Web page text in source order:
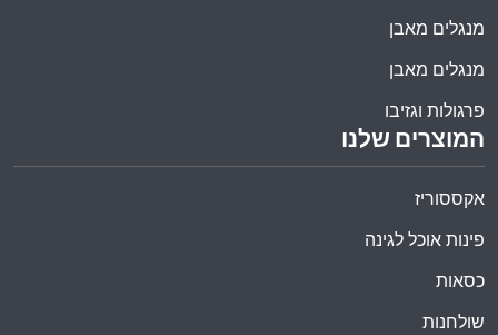
המוצרים שלנו
אקססוריז
פינות אוכל לגינה
כסאות
שולחנות
מנגלים מאבן
מנגלים מאבן
פרגולות וגזיבו